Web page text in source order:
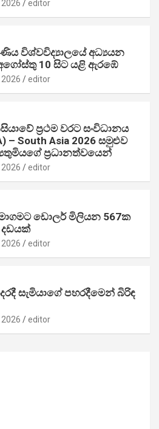
editor
විශ්වවිද්‍යාලයේ අධ්‍යයන
10 සිට යළි ඇරඹේ
editor
ප්‍රථම වරට සංවිධානය
– South Asia 2026 සමුළුව
ප්‍රධානත්වයෙන්
editor
ඩොලර් මිලියන 567ක
දඩයක්
editor
සැමියාගේ පහරදීමෙන් බිරිඳ
editor